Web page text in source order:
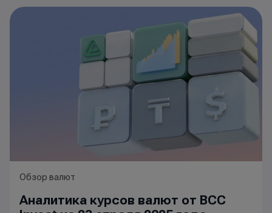
Обзор валют
Аналитика курсов валют от BCC